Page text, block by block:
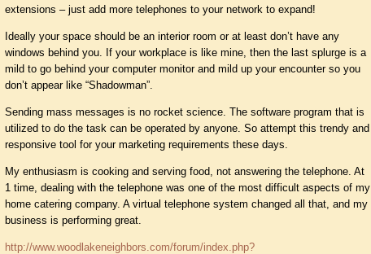
extensions – just add more telephones to your network to expand!
Ideally your space should be an interior room or at least don’t have any
windows behind you. If your workplace is like mine, then the last splurge is a
mild to go behind your computer monitor and mild up your encounter so you
don’t appear like “Shadowman”.
Sending mass messages is no rocket science. The software program that is
utilized to do the task can be operated by anyone. So attempt this trendy and
responsive tool for your marketing requirements these days.
My enthusiasm is cooking and serving food, not answering the telephone. At
1 time, dealing with the telephone was one of the most difficult aspects of my
home catering company. A virtual telephone system changed all that, and my
business is performing great.
http://www.woodlakeneighbors.com/forum/index.php?